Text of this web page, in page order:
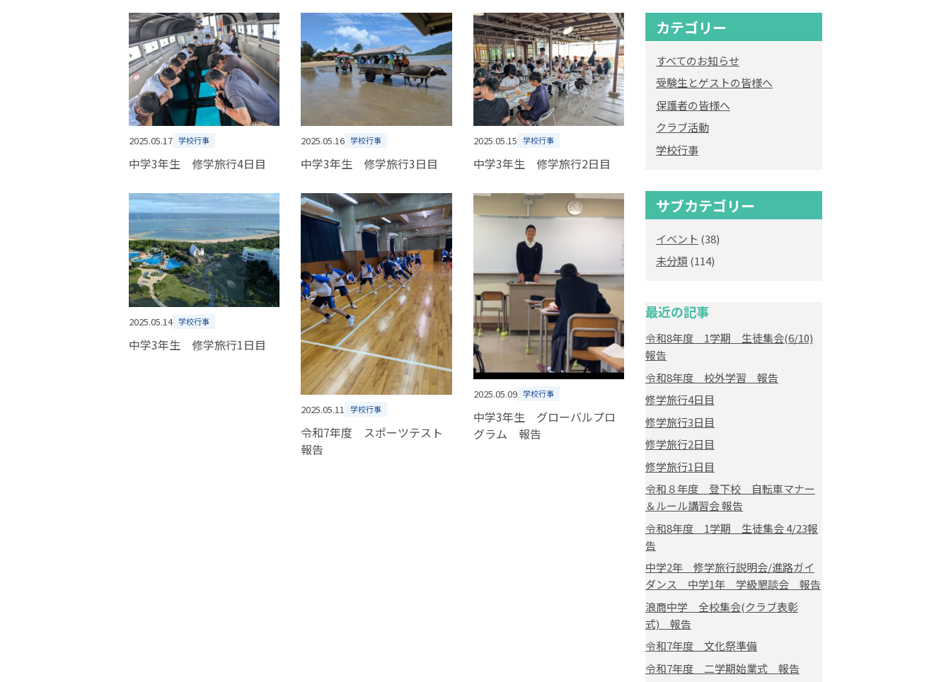
2025.05.17 学校行事
中学3年生 修学旅行4日目
2025.05.16 学校行事
中学3年生 修学旅行3日目
2025.05.15 学校行事
中学3年生 修学旅行2日目
2025.05.14 学校行事
中学3年生 修学旅行1日目
2025.05.11 学校行事
令和7年度 スポーツテスト
報告
2025.05.09 学校行事
中学3年生 グローバルプロ
グラム 報告
カテゴリー
すべてのお知らせ
受験生とゲストの皆様へ
保護者の皆様へ
クラブ活動
学校行事
サブカテゴリー
イベント (38)
未分類 (114)
最近の記事
令和8年度 1学期 生徒集会(6/10)
報告
令和8年度 校外学習 報告
修学旅行4日目
修学旅行3日目
修学旅行2日目
修学旅行1日目
令和８年度 登下校 自転車マナー
＆ルール講習会 報告
令和8年度 1学期 生徒集会 4/23報
告
中学2年 修学旅行説明会/進路ガイ
ダンス 中学1年 学級懇談会 報告
浪商中学 全校集会(クラブ表彰
式) 報告
令和7年度 文化祭準備
令和7年度 二学期始業式 報告